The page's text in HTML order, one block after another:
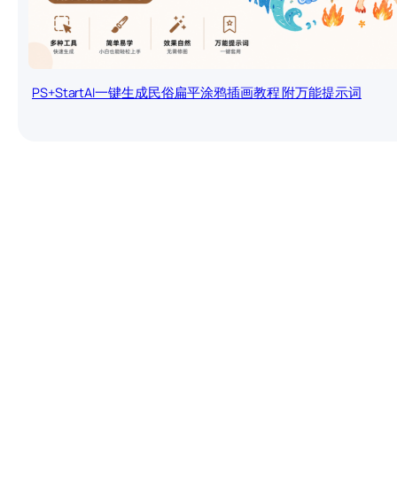
PS+StartAI一键生成民俗扁平涂鸦插画教程 附万能提示词